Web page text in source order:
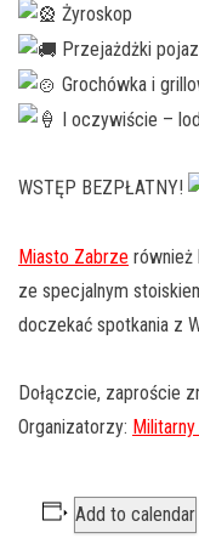
Żyroskop
Przejażdżki
Grochówka i
I oczywiście –
WSTĘP BEZPŁATNY!
Miasto Zabrze również
ze specjalnym
doczekać spotkania z
Dołączcie, zaproście
Organizatorzy:
Add to calendar